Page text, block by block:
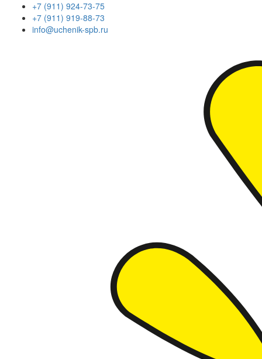
+7 (911) 924-73-75
+7 (911) 919-88-73
info@uchenik-spb.ru